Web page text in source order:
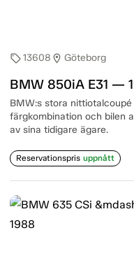
sell13608 location_on Göteborg
BMW 850iA E31 —
BMW:s stora
färgkombination och bilen
av sina tidigare ägare.
Reservationspris uppnått